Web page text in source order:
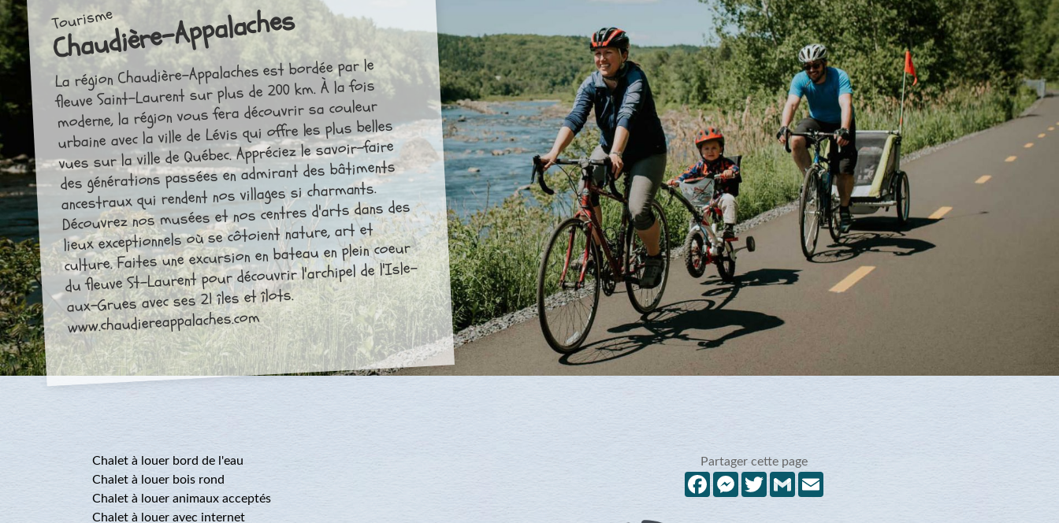
Tourisme
Chaudière-Appalaches
La région Chaudière-Appalaches est bordée par le
fleuve Saint-Laurent sur plus de 200 km. À la fois
moderne, la région vous fera découvrir sa couleur
urbaine avec la ville de Lévis qui offre les plus belles
vues sur la ville de Québec. Appréciez le savoir-faire
des générations passées en admirant des bâtiments
ancestraux qui rendent nos villages si charmants.
Découvrez nos musées et nos centres d'arts dans des
lieux exceptionnels où se côtoient nature, art et
culture. Faites une excursion en bateau en plein coeur
du fleuve St-Laurent pour découvrir l'archipel de l'Isle-
aux-Grues avec ses 21 îles et îlots.
www.chaudiereappalaches.com
Chalet à louer bord de l'eau
Chalet à louer bois rond
Chalet à louer animaux acceptés
Chalet à louer avec internet
Partager cette page
FacebookMessenger
TwitterGmail